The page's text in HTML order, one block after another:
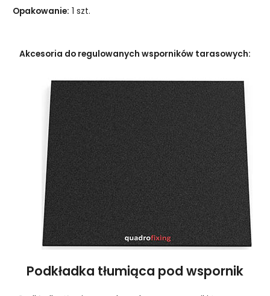
Opakowanie: 1 szt.
Akcesoria do regulowanych wsporników tarasowych:
Podkładka tłumiąca pod wspornik